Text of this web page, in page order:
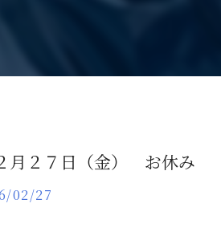
月２７日（金） お休み
02/27